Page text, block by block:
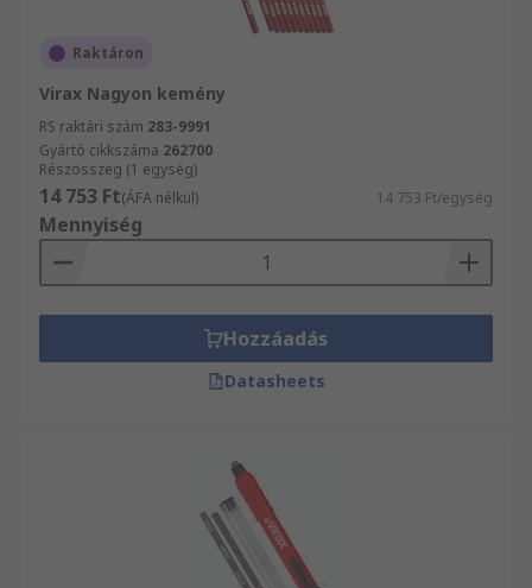
Raktáron
Virax Nagyon kemény
RS raktári szám 283-9991
Gyártó cikkszáma 262700
Részösszeg (1 egység)
14 753 Ft(ÁFA nélkül) 14 753 Ft/egység
Mennyiség
Hozzáadás
Datasheets